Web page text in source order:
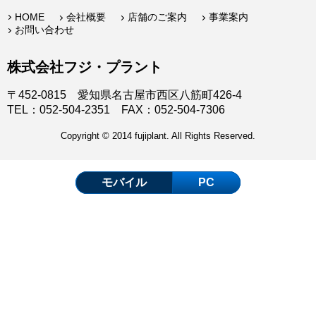
HOME 会社概要 店舗のご案内
事業案内
お問い合わせ
株式会社フジ・プラント
〒452-0815 愛知県名古屋市西区八筋町426-4
TEL：052-504-2351 FAX：052-504-7306
Copyright © 2014 fujiplant. All Rights Reserved.
モバイル PC